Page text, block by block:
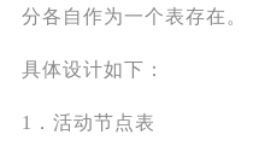
分各自作为一个表存在。
具体设计如下：
1．活动节点表